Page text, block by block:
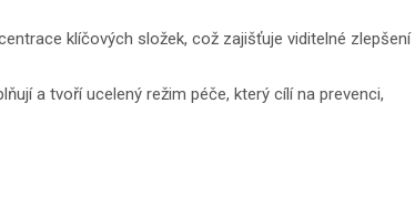
klíčových složek, což zajišťuje viditelné zlepšení
a tvoří ucelený režim péče, který cílí na prevenci,